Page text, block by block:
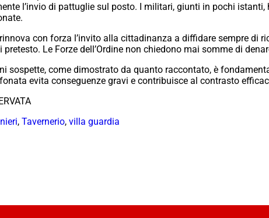
l’invio di pattuglie sul posto. I militari, giunti in pochi
rinnova con forza l’invito alla cittadinanza a diffidare sempre di
Le Forze dell’Ordine non chiedono mai somme di
sospette, come dimostrato da quanto raccontato, è
evita conseguenze gravi e contribuisce al contrasto
, Tavernerio, villa guardia